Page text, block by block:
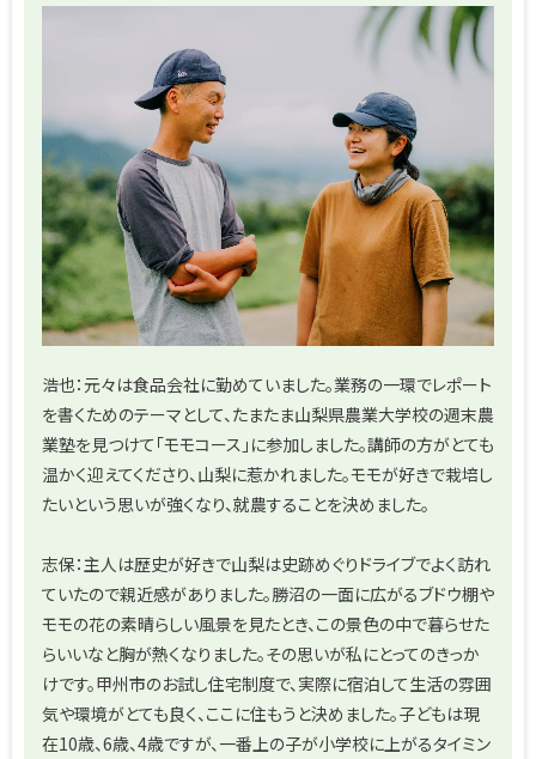
浩也：元々は食品会社に勤めていました。業務の一環でレポート
を書くためのテーマとして、たまたま山梨県農業大学校の週末農
業塾を見つけて「モモコース」に参加しました。講師の方がとても
温かく迎えてくださり、山梨に惹かれました。モモが好きで栽培し
たいという思いが強くなり、就農することを決めました。
志保：主人は歴史が好きで山梨は史跡めぐりドライブでよく訪れ
ていたので親近感がありました。勝沼の一面に広がるブドウ棚や
モモの花の素晴らしい風景を見たとき、この景色の中で暮らせた
らいいなと胸が熱くなりました。その思いが私にとってのきっか
けです。甲州市のお試し住宅制度で、実際に宿泊して生活の雰囲
気や環境がとても良く、ここに住もうと決めました。子どもは現
在10歳、6歳、4歳ですが、一番上の子が小学校に上がるタイミン